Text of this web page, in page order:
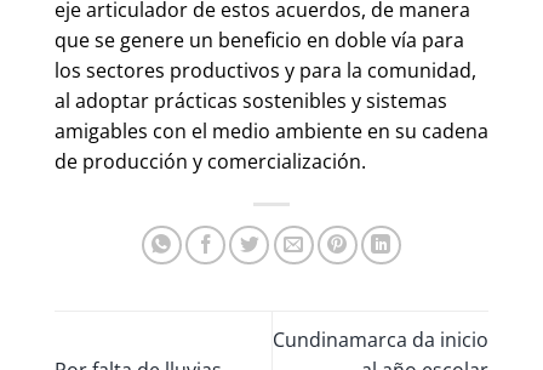
eje articulador de estos acuerdos, de manera
que se genere un beneficio en doble vía para
los sectores productivos y para la comunidad,
al adoptar prácticas sostenibles y sistemas
amigables con el medio ambiente en su cadena
de producción y comercialización.
Cundinamarca da inicio